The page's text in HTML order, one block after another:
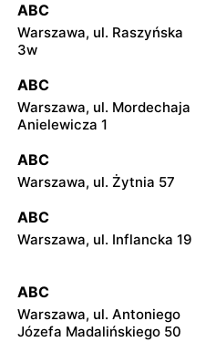
ABC
Warszawa, ul. Raszyńska
3w
ABC
Warszawa, ul. Mordechaja
Anielewicza 1
ABC
Warszawa, ul. Żytnia 57
ABC
Warszawa, ul. Inflancka 19
ABC
Warszawa, ul. Antoniego
Józefa Madalińskiego 50